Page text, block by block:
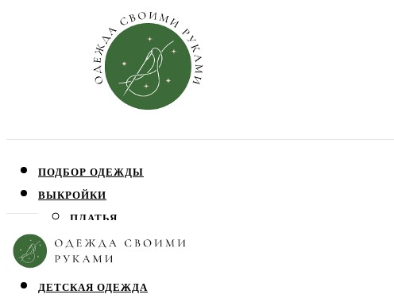
ПОДБОР ОДЕЖДЫ
ВЫКРОЙКИ
ПЛАТЬЯ
ЮБКИ
БЛУЗЫ
ДЕТСКАЯ ОДЕЖДА